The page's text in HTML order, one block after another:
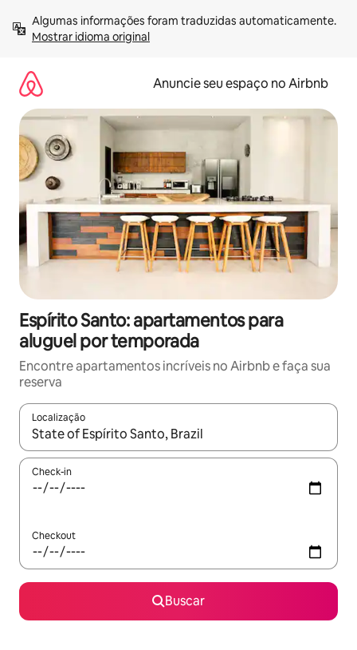
para
Mostrar idioma original
Anuncie seu espaço no Airbnb
Espírito Santo: apartamentos para
aluguel por temporada
Encontre apartamentos incríveis no Airbnb e faça sua
reserva
Localização
Quando os resultados estiverem disponíveis, explore-os
Check-in
Checkout
Buscar